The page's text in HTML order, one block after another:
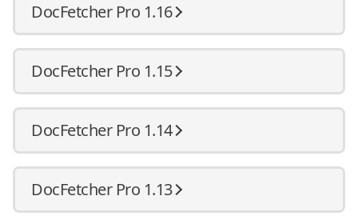
DocFetcher Pro 1.16
DocFetcher Pro 1.15
DocFetcher Pro 1.14
DocFetcher Pro 1.13